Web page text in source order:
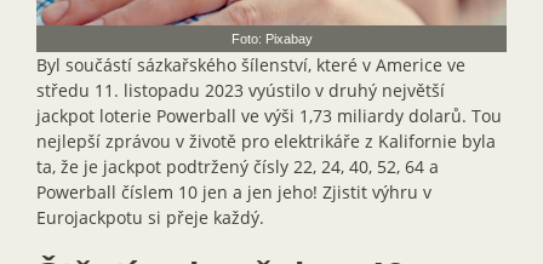
Foto: Pixabay
Byl součástí sázkařského šílenství, které v Americe ve
středu 11. listopadu 2023 vyústilo v druhý největší
jackpot loterie Powerball ve výši 1,73 miliardy dolarů. Tou
nejlepší zprávou v životě pro elektrikáře z Kalifornie byla
ta, že je jackpot podtržený čísly 22, 24, 40, 52, 64 a
Powerball číslem 10 jen a jen jeho! Zjistit výhru v
Eurojackpotu si přeje každý.